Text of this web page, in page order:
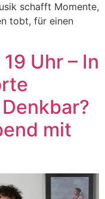
schafft Momente,
tobt, für einen
Uhr – In
mit